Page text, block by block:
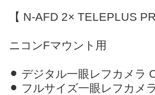
【 N-AFD 2× TELEPLUS
ニコンFマウント用
⚫︎ デジタル一眼レフカメラ
⚫︎ フルサイズ一眼レフカメ